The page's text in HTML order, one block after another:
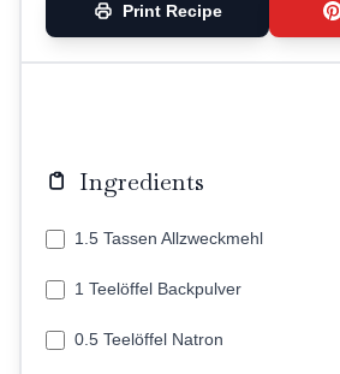
Print Recipe
Ingredients
1.5 Tassen Allzweckmehl
1 Teelöffel Backpulver
0.5 Teelöffel Natron